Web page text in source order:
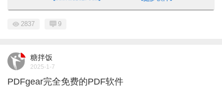
2837 9
糖拌饭
2025-1-7
PDFgear完全免费的PDF软件